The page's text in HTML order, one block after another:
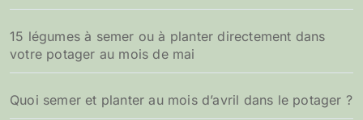
15 légumes à semer ou à planter directement dans
votre potager au mois de mai
Quoi semer et planter au mois d’avril dans le potager ?